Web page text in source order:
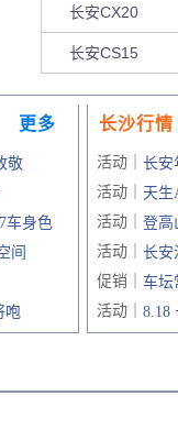
长安CX20
长安CS15
更多
敬
车身色
间
咆
长沙行情
活动｜ 长安
活动｜ 天
活动｜ 登高
活动｜ 长安
促销｜ 车坛
活动｜ 8.18